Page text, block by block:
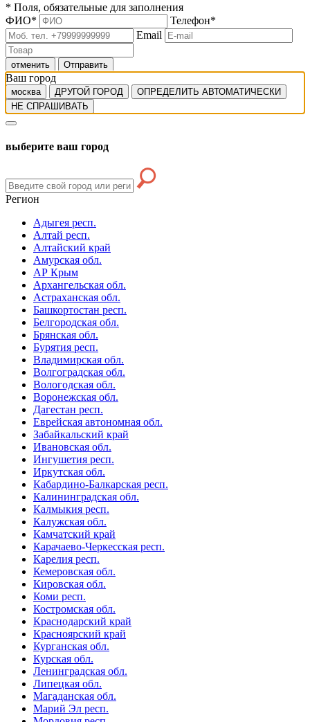
* Поля, обязательные для заполнения
ФИО* Телефон*
Email
отменить Отправить
Ваш город
москва ДРУГОЙ ГОРОД
ОПРЕДЕЛИТЬ АВТОМАТИЧЕСКИ
НЕ СПРАШИВАТЬ
выберите ваш город
Регион
Адыгея респ.
Алтай респ.
Алтайский край
Амурская обл.
АР Крым
Архангельская обл.
Астраханская обл.
Башкортостан респ.
Белгородская обл.
Брянская обл.
Бурятия респ.
Владимирская обл.
Волгоградская обл.
Вологодская обл.
Воронежская обл.
Дагестан респ.
Еврейская автономная обл.
Забайкальский край
Ивановская обл.
Ингушетия респ.
Иркутская обл.
Кабардино-Балкарская респ.
Калининградская обл.
Калмыкия респ.
Калужская обл.
Камчатский край
Карачаево-Черкесская респ.
Карелия респ.
Кемеровская обл.
Кировская обл.
Коми респ.
Костромская обл.
Краснодарский край
Красноярский край
Курганская обл.
Курская обл.
Ленинградская обл.
Липецкая обл.
Магаданская обл.
Марий Эл респ.